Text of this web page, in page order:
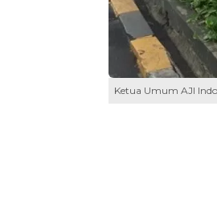
Ketua Umum AJI